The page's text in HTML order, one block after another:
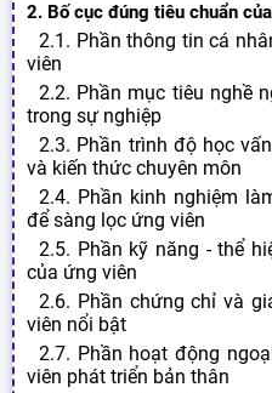
2. Bố cục đúng tiêu chuẩn
2.1. Phần thông tin cá
viên
2.2. Phần mục tiêu nghề
trong sự nghiệp
2.3. Phần trình độ học
và kiến thức chuyên môn
2.4. Phần kinh nghiệm
để sàng lọc ứng viên
2.5. Phần kỹ năng - thể
của ứng viên
2.6. Phần chứng chỉ và
viên nổi bật
2.7. Phần hoạt động
viên phát triển bản thân